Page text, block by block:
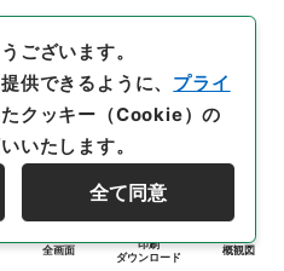
全画面
印刷
ダウンロード
概観図
ございます。
供できるように、 プライ
クッキー（Cookie）の
いたします。
全て同意